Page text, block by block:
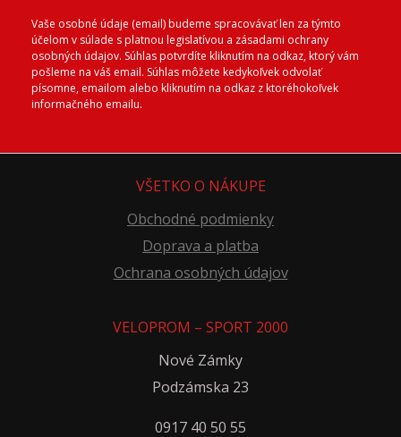
Vaše osobné údaje (email) budeme spracovávať len za týmto
účelom v súlade s platnou legislatívou a zásadami ochrany
osobných údajov. Súhlas potvrdíte kliknutím na odkaz, ktorý vám
pošleme na váš email. Súhlas môžete kedykoľvek odvolať
písomne, emailom alebo kliknutím na odkaz z ktoréhokoľvek
informačného emailu.
VŠETKO O NÁKUPE
Obchodné podmienky
Doprava a platba
Ochrana osobných údajov
VELOPROM – SPORT 2000
Nové Zámky
Podzámska 23
0917 40 50 55